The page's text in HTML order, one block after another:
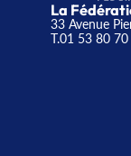
La
33 Avenue
T.01 53 80 70